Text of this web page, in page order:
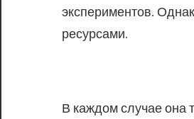
экспериментов.
ресурсами.
В каждом случае она